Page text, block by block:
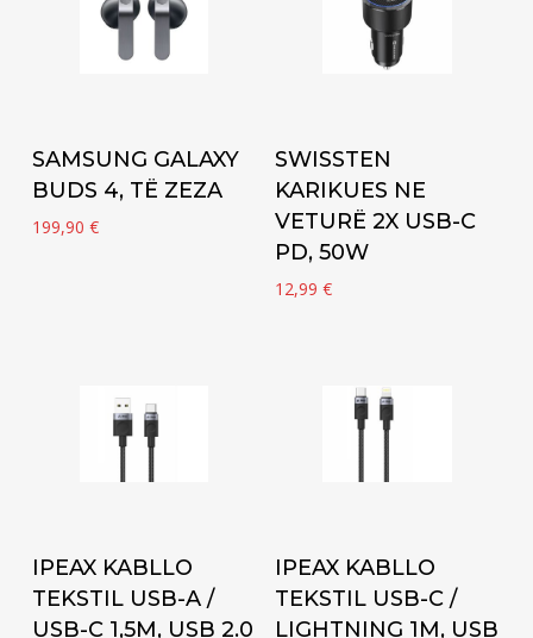
Add to cart
SAMSUNG GALAXY
BUDS 4, TË ZEZA
199,90 €
Add to cart
SWISSTEN
KARIKUES NE
VETURË 2X USB-C
PD, 50W
12,99€
Add to cart
IPEAX KABLLO
TEKSTIL USB-A /
USB-C 1,5M, USB 2.0
Add to cart
IPEAX KABLLO
TEKSTIL USB-C /
LIGHTNING 1M, USB